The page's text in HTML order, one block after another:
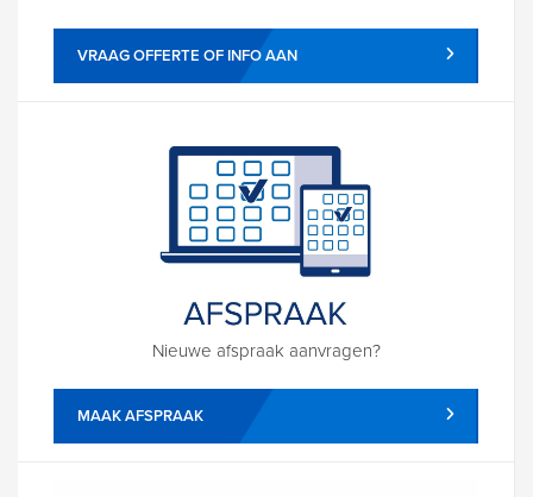
VRAAG OFFERTE OF INFO AAN
Nieuwe afspraak aanvragen?
MAAK AFSPRAAK